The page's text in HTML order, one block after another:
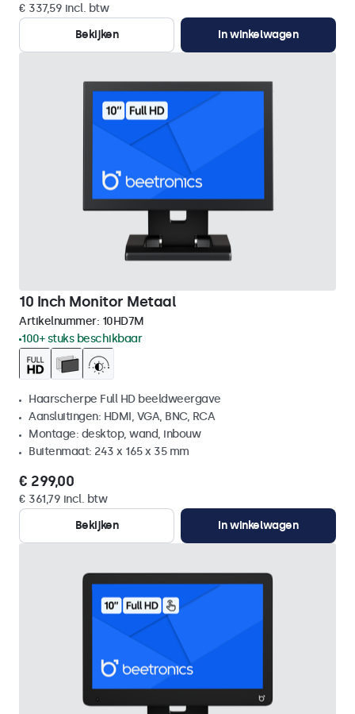
€ 337,59 incl. btw
Bekijken
In winkelwagen
10 Inch Monitor Metaal
Artikelnummer: 10HD7M
100+ stuks beschikbaar
Haarscherpe Full HD beeldweergave
Aansluitingen: HDMI, VGA, BNC, RCA
Montage: desktop, wand, inbouw
Buitenmaat: 243 x 165 x 35 mm
€ 299,00
€ 361,79 incl. btw
Bekijken
In winkelwagen